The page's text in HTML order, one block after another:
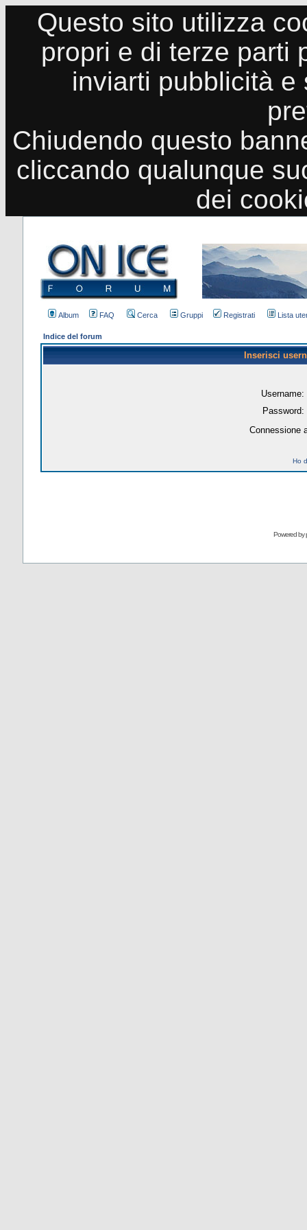
Questo sito utilizza
propri e di terze parti
inviarti pubblicità
Chiudendo questo
cliccando qualunque
dei
Album FAQ Cerca Gruppi Registrati Lista
Indice del forum
Inserisci
Username:
Password:
Connessione
Ho
Powered by